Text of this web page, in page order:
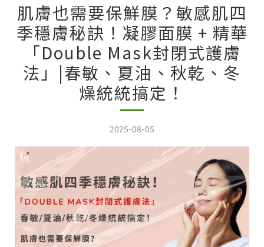
肌膚也需要保鮮膜？敏感肌四
季穩膚秘訣！凝膠面膜 + 精華
「Double Mask封閉式護膚
法」|春敏、夏油、秋乾、冬
燥統統搞定！
2025-08-05